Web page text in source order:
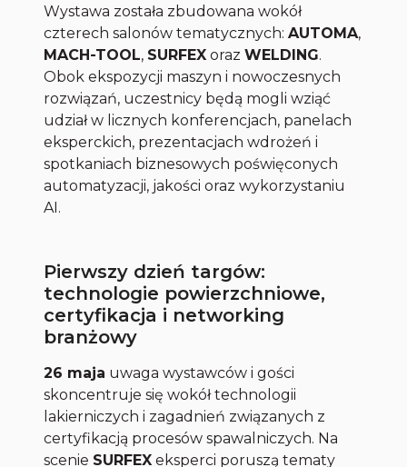
Wystawa została zbudowana wokół
czterech salonów tematycznych:AUTOMA,
MACH-TOOL, SURFEX orazWELDING.
Obok ekspozycji maszyn i nowoczesnych
rozwiązań, uczestnicy będą mogli wziąć
udział w licznych konferencjach, panelach
eksperckich, prezentacjach wdrożeń i
spotkaniach biznesowych poświęconych
automatyzacji, jakości oraz wykorzystaniu
AI.
Pierwszy dzień targów:
technologie powierzchniowe,
certyfikacja i networking
branżowy
26 maja uwaga wystawców i gości
skoncentruje się wokół technologii
lakierniczych i zagadnień związanych z
certyfikacją procesów spawalniczych. Na
scenie SURFEX eksperci poruszą tematy